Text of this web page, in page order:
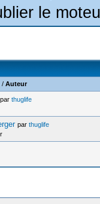
le
/Auteur
parthuglife
parthuglife